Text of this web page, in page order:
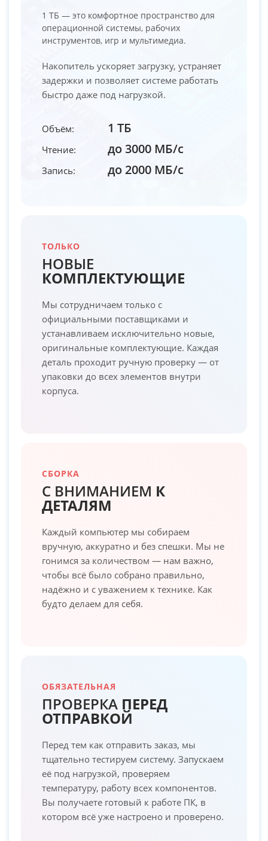
1 ТБ — это комфортное пространство для
операционной системы, рабочих
инструментов, игр и мультимедиа.
Накопитель ускоряет загрузку, устраняет
задержки и позволяет системе работать
быстро даже под нагрузкой.
Объём: 1 ТБ
Чтение: до 3000 МБ/с
Запись: до 2000 МБ/с
ТОЛЬКО
НОВЫЕ
КОМПЛЕКТУЮЩИЕ
Мы сотрудничаем только с
официальными поставщиками и
устанавливаем исключительно новые,
оригинальные комплектующие. Каждая
деталь проходит ручную проверку — от
упаковки до всех элементов внутри
корпуса.
СБОРКА
С ВНИМАНИЕМ К
ДЕТАЛЯМ
Каждый компьютер мы собираем
вручную, аккуратно и без спешки. Мы не
гонимся за количеством — нам важно,
чтобы всё было собрано правильно,
надёжно и с уважением к технике. Как
будто делаем для себя.
ОБЯЗАТЕЛЬНАЯ
ПРОВЕРКА ПЕРЕД
ОТПРАВКОЙ
Перед тем как отправить заказ, мы
тщательно тестируем систему. Запускаем
её под нагрузкой, проверяем
температуру, работу всех компонентов.
Вы получаете готовый к работе ПК, в
котором всё уже настроено и проверено.